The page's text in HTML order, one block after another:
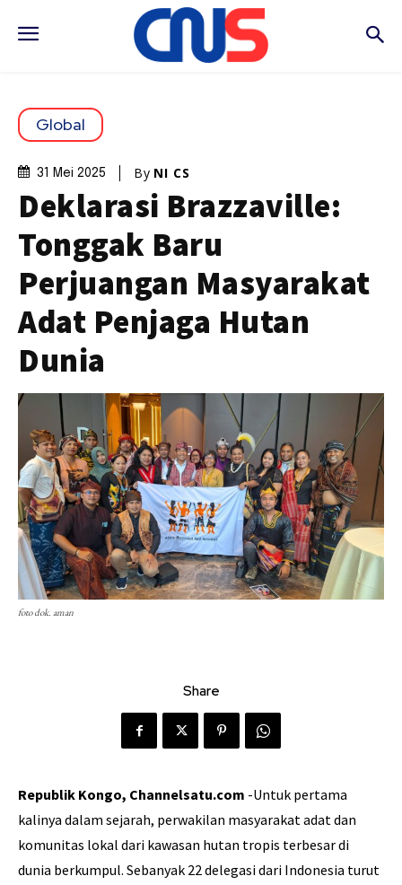
Global
31 Mei 2025 By NI CS
Deklarasi Brazzaville:
Tonggak Baru
Perjuangan Masyarakat
Adat Penjaga Hutan
Dunia
foto dok. aman
Share
Republik Kongo, Channelsatu.com -Untuk pertama
kalinya dalam sejarah, perwakilan masyarakat adat dan
komunitas lokal dari kawasan hutan tropis terbesar di
dunia berkumpul. Sebanyak 22 delegasi dari Indonesia turut